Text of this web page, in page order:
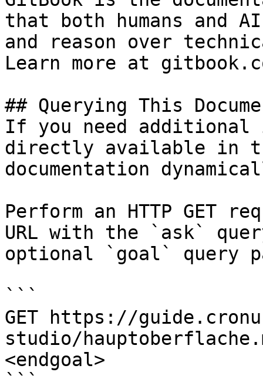
that both humans and
and reason over
Learn more at
## Querying This
If you need
directly available in
documentation
Perform an HTTP GET
URL with the `ask`
optional `goal` query
```
GET https://
studio/
<endgoal>
```